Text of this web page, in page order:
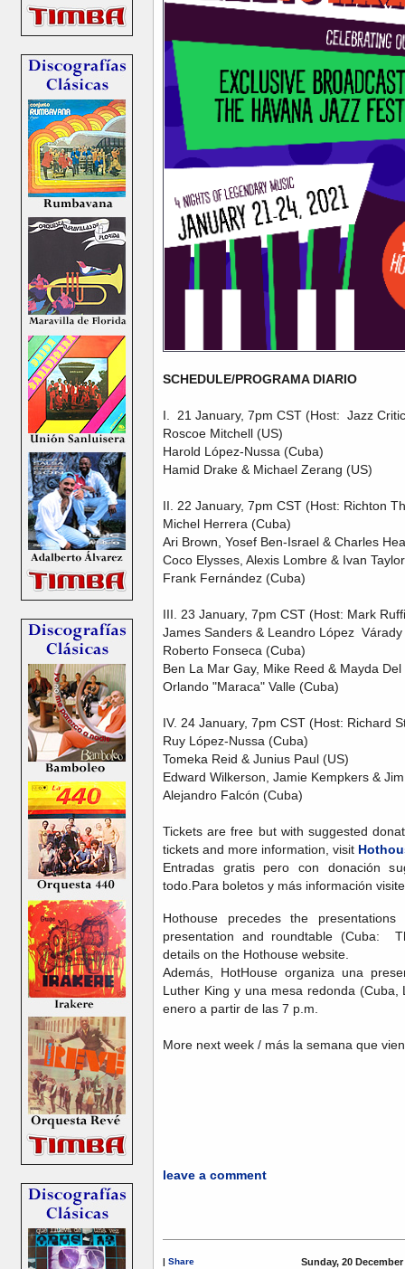
SCHEDULE/PROGRAMA DIARIO
I. 21 January, 7pm CST (Host: Jazz
Roscoe Mitchell (US)
Harold López-Nussa (Cuba)
Hamid Drake & Michael Zerang (US)
II. 22 January, 7pm CST (Host: Richton
Michel Herrera (Cuba)
Ari Brown, Yosef Ben-Israel & Charles
Coco Elysses, Alexis Lombre & Ivan
Frank Fernández (Cuba)
III. 23 January, 7pm CST (Host: Mark
James Sanders & Leandro López Várady
Roberto Fonseca (Cuba)
Ben La Mar Gay, Mike Reed & Mayda Del
Orlando "Maraca" Valle (Cuba)
IV. 24 January, 7pm CST (Host: Richard
Ruy López-Nussa (Cuba)
Tomeka Reid & Junius Paul (US)
Edward Wilkerson, Jamie Kempkers &
Alejandro Falcón (Cuba)
Tickets are free but with suggested
tickets and more information, visit
Entradas gratis pero con donación
todo.Para boletos y más información
Hothouse precedes the
presentation and roundtable (Cuba:
details on the Hothouse website.
Además, HotHouse organiza una
Luther King y una mesa redonda
enero a partir de las 7 p.m.
More next week / más la semana que
leave a comment
| Share Sunday, 20 December